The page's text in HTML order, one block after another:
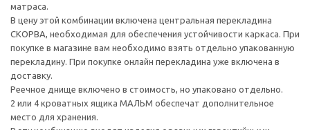
матраса.
В цену этой комбинации включена центральная перекладина
СКОРВА, необходимая для обеспечения устойчивости каркаса. При
покупке в магазине вам необходимо взять отдельно упакованную
перекладину. При покупке онлайн перекладина уже включена в
доставку.
Реечное днище включено в стоимость, но упаковано отдельно.
2 или 4 кроватных ящика МАЛЬМ обеспечат дополнительное
место для хранения.